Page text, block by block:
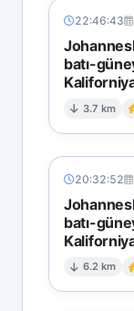
22:46:43
batı-
3.7 km
20:32:52
batı-
6.2 km